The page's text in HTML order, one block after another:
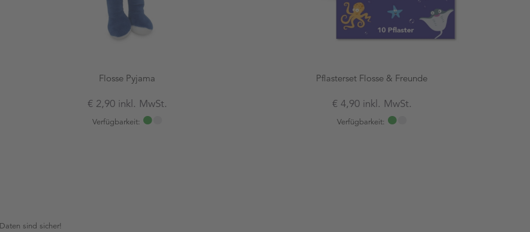
Flosse Pyjama
€ 2,90 inkl. MwSt.
Verfügbarkeit:
Pflasterset Flosse & Freunde
€ 4,90 inkl. MwSt.
Verfügbarkeit:
sind sicher!